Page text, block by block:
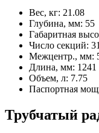
Вес, кг: 21.08
Глубина, мм: 55
Габаритная
Число секций: 31
Межцентр., мм:
Длина, мм: 1241
Объем, л: 7.75
Паспортная
Трубчатый